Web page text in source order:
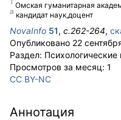
Омская гуманитарная
кандидат наук,доцент
NovaInfo 51, с.262-264,
Опубликовано 22
Раздел: Психологические
Просмотров за месяц: 1
CC BY-NC
Аннотация